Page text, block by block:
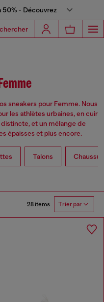
50% - Découvrez
sneakers pour Femme. Nous
les athlètes urbaines, en cuir
et un mélange de
épaisses et plus encore.
Talons
28 items Trier par